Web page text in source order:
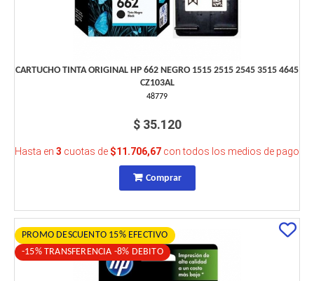
CARTUCHO TINTA ORIGINAL HP 662 NEGRO 1515 2515 2545 3515 4645
CZ103AL
48779
$ 35.120
Hasta en 3 cuotas de $11.706,67 con todos los medios de pago
Comprar
PROMO DESCUENTO 15% EFECTIVO
-15% TRANSFERENCIA -8% DEBITO